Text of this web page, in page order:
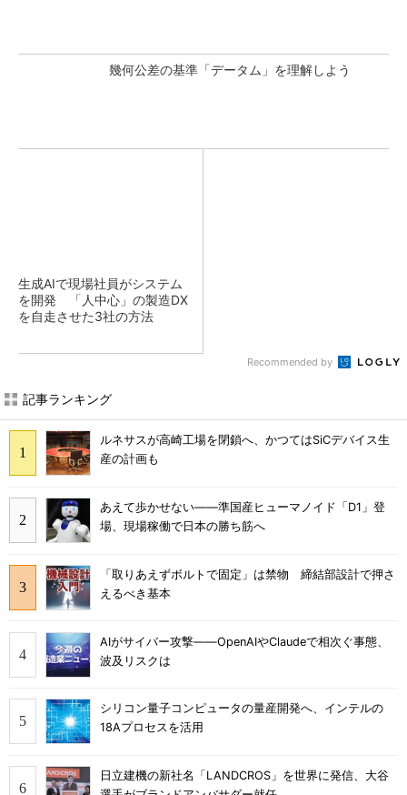
幾何公差の基準「データム」を理解しよう
生成AIで現場社員がシステム
を開発 「人中心」の製造DX
を自走させた3社の方法
Recommended by
記事ランキング
ルネサスが高崎工場を閉鎖へ、かつてはSiCデバイス生
産の計画も
あえて歩かせない――準国産ヒューマノイド「D1」登
場、現場稼働で日本の勝ち筋へ
「取りあえずボルトで固定」は禁物 締結部設計で押さ
えるべき基本
AIがサイバー攻撃――OpenAIやClaudeで相次ぐ事態、
波及リスクは
シリコン量子コンピュータの量産開発へ、インテルの
18Aプロセスを活用
日立建機の新社名「LANDCROS」を世界に発信、大谷